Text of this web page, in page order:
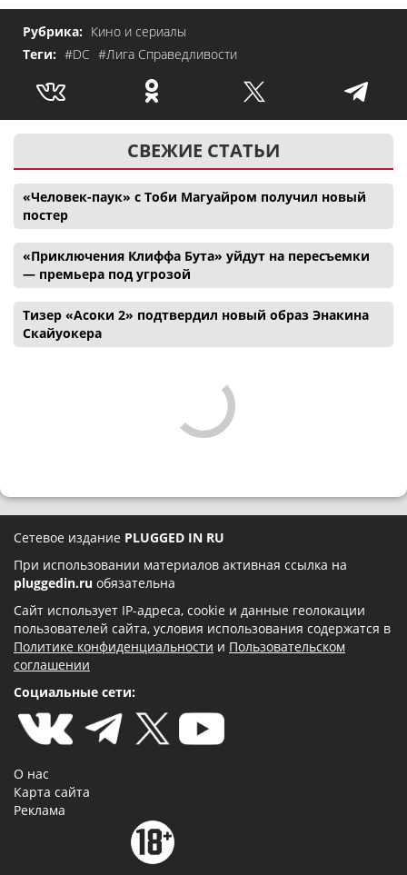
Рубрика: Кино и сериалы
Теги: #DC #Лига Справедливости
СВЕЖИЕ СТАТЬИ
«Человек-паук» с Тоби Магуайром получил новый
постер
«Приключения Клиффа Бута» уйдут на пересъемки
— премьера под угрозой
Тизер «Асоки 2» подтвердил новый образ Энакина
Скайуокера
Сетевое издание PLUGGED IN RU
При использовании материалов активная ссылка на
pluggedin.ru обязательна
Сайт использует IP-адреса, cookie и данные геолокации
пользователей сайта, условия использования содержатся в
Политике конфиденциальности и Пользовательском
соглашении
Социальные сети:
О нас
Карта сайта
Реклама